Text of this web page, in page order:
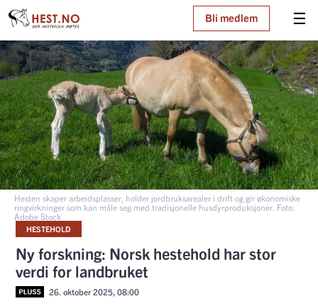
☰
Bli medlem
Hesten skaper arbeidsplasser, holder jordbruksarealer i drift og gir økonomiske
ringvirkninger som kan måle seg med tradisjonelle husdyrproduksjoner. Foto:
Adobe Stock
HESTEHOLD
Ny forskning: Norsk hestehold har stor
verdi for landbruket
26. oktober 2025, 08:00